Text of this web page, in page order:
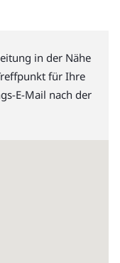
in der Nähe
für Ihre
E-Mail nach der